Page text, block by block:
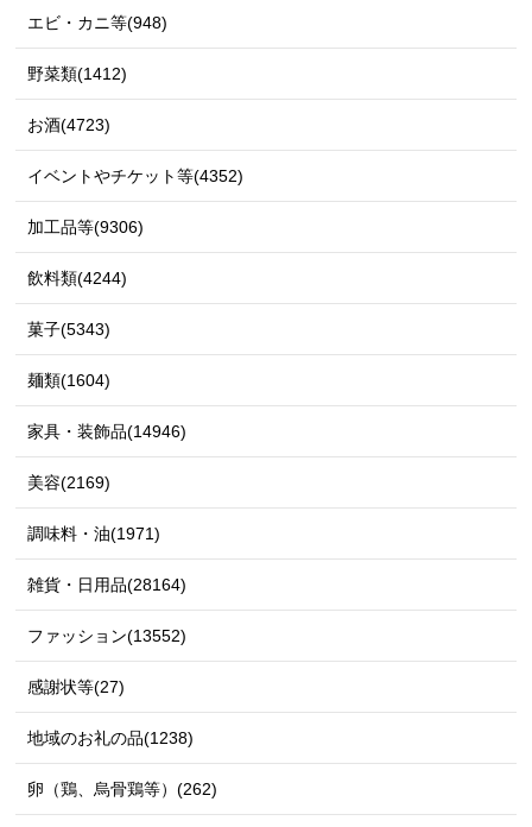
エビ・カニ等(948)
野菜類(1412)
お酒(4723)
イベントやチケット等(4352)
加工品等(9306)
飲料類(4244)
菓子(5343)
麺類(1604)
家具・装飾品(14946)
美容(2169)
調味料・油(1971)
雑貨・日用品(28164)
ファッション(13552)
感謝状等(27)
地域のお礼の品(1238)
卵（鶏、烏骨鶏等）(262)